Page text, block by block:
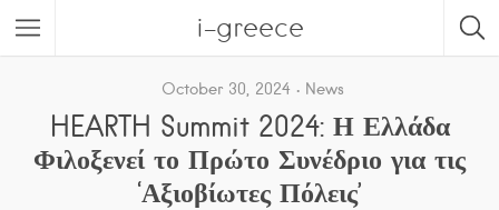
i-greece
October 30, 2024 News
HEARTH Summit 2024: Η Ελλάδα
Φιλοξενεί το Πρώτο Συνέδριο για τις
‘Αξιοβίωτες Πόλεις’